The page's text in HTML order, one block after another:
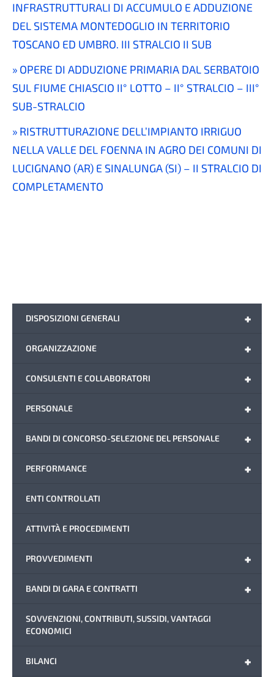
+
DISPOSIZIONI GENERALI
+
ORGANIZZAZIONE
+
CONSULENTI E COLLABORATORI
+
PERSONALE
+
BANDI DI CONCORSO-SELEZIONE DEL PERSONALE
+
PERFORMANCE
ENTI CONTROLLATI
ATTIVITÀ E PROCEDIMENTI
+
PROVVEDIMENTI
+
BANDI DI GARA E CONTRATTI
SOVVENZIONI, CONTRIBUTI, SUSSIDI, VANTAGGI
ECONOMICI
+
BILANCI
INFRASTRUTTURALI DI ACCUMULO E ADDUZIONE
DEL SISTEMA MONTEDOGLIO IN TERRITORIO
TOSCANO ED UMBRO. III STRALCIO II SUB
OPERE DI ADDUZIONE PRIMARIA DAL SERBATOIO
SUL FIUME CHIASCIO II° LOTTO – II° STRALCIO – III°
SUB-STRALCIO
RISTRUTTURAZIONE DELL’IMPIANTO IRRIGUO
NELLA VALLE DEL FOENNA IN AGRO DEI COMUNI DI
LUCIGNANO (AR) E SINALUNGA (SI) – II STRALCIO DI
COMPLETAMENTO